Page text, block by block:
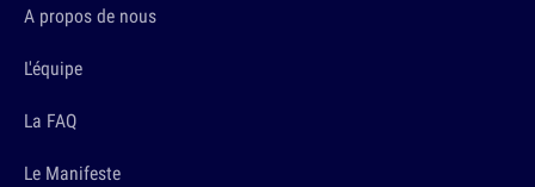
A propos de nous
L'équipe
La FAQ
Le Manifeste